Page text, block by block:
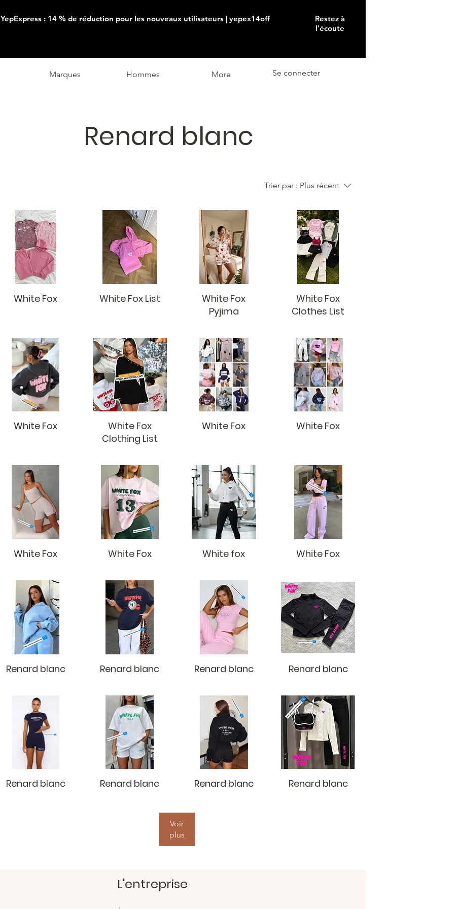
YepExpress : 14 % de réduction pour les nouveaux utilisateurs | yepex14off
Restez à
l'écoute
Marques Hommes More Se connecter
Renard blanc
Trier par : Plus récent
White Fox White Fox List
White Fox
Pyjima
White Fox
Clothes List
White Fox
White Fox
Clothing List
White Fox White Fox
White Fox White Fox White fox White Fox
Renard blanc Renard blanc Renard blanc Renard blanc
Renard blanc Renard blanc Renard blanc Renard blanc
Voir
plus
L'entreprise